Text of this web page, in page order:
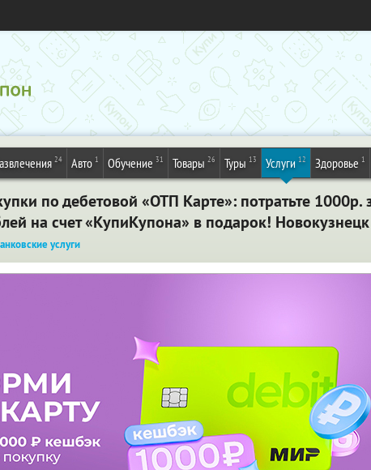
24 Авто 1 Обучение 31 Товары 26 Туры 13 Услуги 12 Здоровье 1
по дебетовой «ОТП Карте»: потратьте
на счет «КупиКупона» в подарок! Новокузнецк
услуги